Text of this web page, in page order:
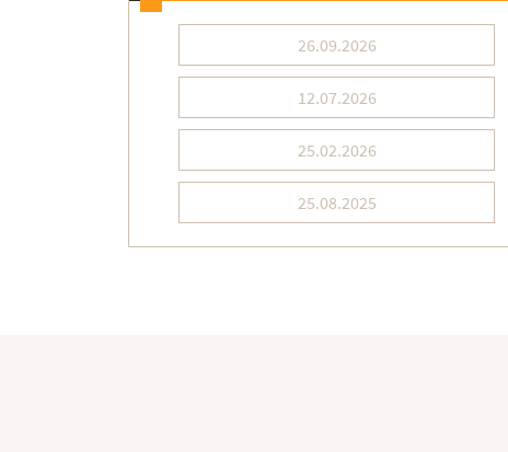
26.09.2026
12.07.2026
25.02.2026
25.08.2025